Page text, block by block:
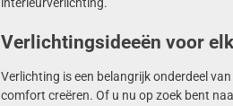
interieurverlichting.
Verlichtingsideeën voor
Verlichting is een belangrijk onderdeel
comfort creëren. Of u nu op zoek bent